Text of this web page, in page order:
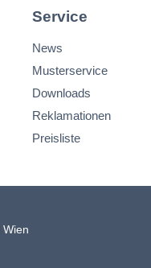
Service
News
Musterservice
Downloads
Reklamationen
Preisliste